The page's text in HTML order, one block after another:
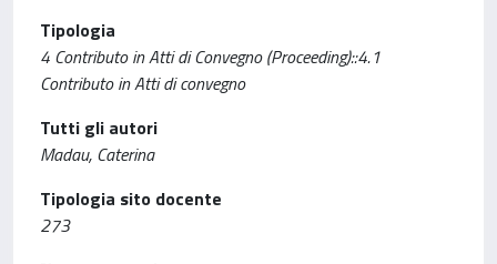
Tipologia
4 Contributo in Atti di Convegno (Proceeding)::4.1
Contributo in Atti di convegno
Tutti gli autori
Madau, Caterina
Tipologia sito docente
273